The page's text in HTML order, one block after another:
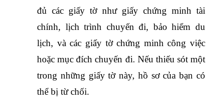
đủ các giấy tờ như giấy chứng minh tài
chính, lịch trình chuyến đi, bảo hiểm du
lịch, và các giấy tờ chứng minh công việc
hoặc mục đích chuyến đi. Nếu thiếu sót một
trong những giấy tờ này, hồ sơ của bạn có
thể bị từ chối.